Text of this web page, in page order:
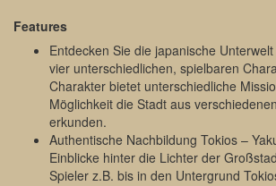
Features
Entdecken Sie die japanische
vier unterschiedlichen, spielbaren
Charakter bietet unterschiedliche
Möglichkeit die Stadt aus
erkunden.
Authentische Nachbildung Tokios –
Einblicke hinter die Lichter der
Spieler z.B. bis in den Untergrund